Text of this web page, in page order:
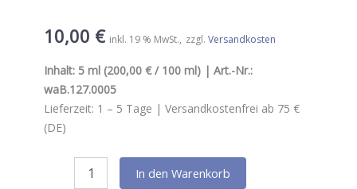
10,00 € inkl. 19 % MwSt. zzgl. Versandkosten
Inhalt: 5 ml (200,00 € / 100 ml) | Art.-Nr.:
waB.127.0005
Lieferzeit: 1 – 5 Tage | Versandkostenfrei ab 75 €
(DE)
Oreganum,
In den Warenkorb